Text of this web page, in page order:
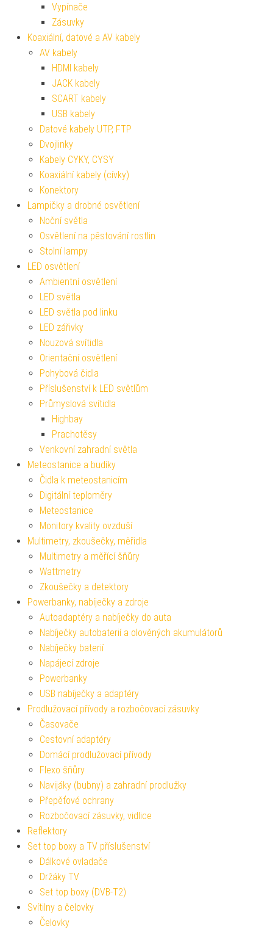
Vypínače
Zásuvky
Koaxiální, datové a AV kabely
AV kabely
HDMI kabely
JACK kabely
SCART kabely
USB kabely
Datové kabely UTP, FTP
Dvojlinky
Kabely CYKY, CYSY
Koaxiální kabely (cívky)
Konektory
Lampičky a drobné osvětlení
Noční světla
Osvětlení na pěstování rostlin
Stolní lampy
LED osvětlení
Ambientní osvětlení
LED světla
LED světla pod linku
LED zářivky
Nouzová svítidla
Orientační osvětlení
Pohybová čidla
Příslušenství k LED světlům
Průmyslová svítidla
Highbay
Prachotěsy
Venkovní zahradní světla
Meteostanice a budíky
Čidla k meteostanicím
Digitální teploměry
Meteostanice
Monitory kvality ovzduší
Multimetry, zkoušečky, měřidla
Multimetry a měřící šňůry
Wattmetry
Zkoušečky a detektory
Powerbanky, nabíječky a zdroje
Autoadaptéry a nabíječky do auta
Nabíječky autobaterií a olověných akumulátorů
Nabíječky baterií
Napájecí zdroje
Powerbanky
USB nabíječky a adaptéry
Prodlužovací přívody a rozbočovací zásuvky
Časovače
Cestovní adaptéry
Domácí prodlužovací přívody
Flexo šňůry
Navijáky (bubny) a zahradní prodlužky
Přepěťové ochrany
Rozbočovací zásuvky, vidlice
Reflektory
Set top boxy a TV příslušenství
Dálkové ovladače
Držáky TV
Set top boxy (DVB-T2)
Svítilny a čelovky
Čelovky